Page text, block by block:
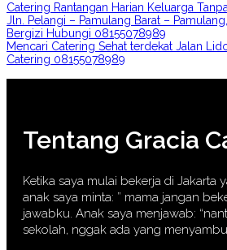
Catering Rantangan Harian Keluarga
Jln. Pelangi – Pamulang Barat –
Bergizi Hubungi 08155078989
Mencari Catering Sehat terdekat Jalan
Catering 08155078989
Tentang Gracia
Ketika saya mulai bekerja di Jakarta
anak saya minta: ” mama jangan
jawabku. Anak saya menjawab:
sekolah, nggak ada yang